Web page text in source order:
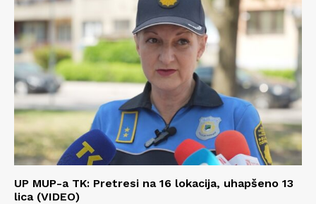
UP MUP-a TK: Pretresi na 16 lokacija, uhapšeno 13
lica (VIDEO)